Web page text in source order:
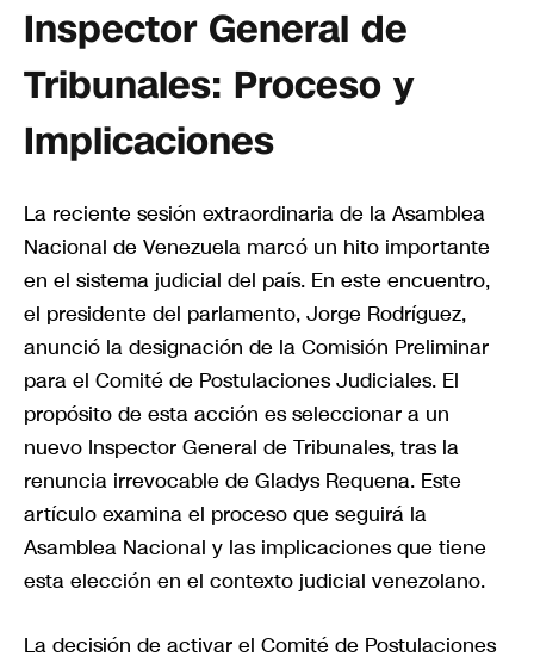
Inspector General de
Tribunales: Proceso y
Implicaciones
La reciente sesión extraordinaria de la Asamblea
Nacional de Venezuela marcó un hito importante
en el sistema judicial del país. En este encuentro,
el presidente del parlamento, Jorge Rodríguez,
anunció la designación de la Comisión Preliminar
para el Comité de Postulaciones Judiciales. El
propósito de esta acción es seleccionar a un
nuevo Inspector General de Tribunales, tras la
renuncia irrevocable de Gladys Requena. Este
artículo examina el proceso que seguirá la
Asamblea Nacional y las implicaciones que tiene
esta elección en el contexto judicial venezolano.
La decisión de activar el Comité de Postulaciones